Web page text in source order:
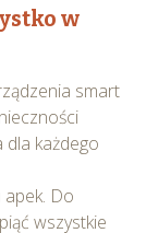
w
smart
każdego
Do
wszystkie